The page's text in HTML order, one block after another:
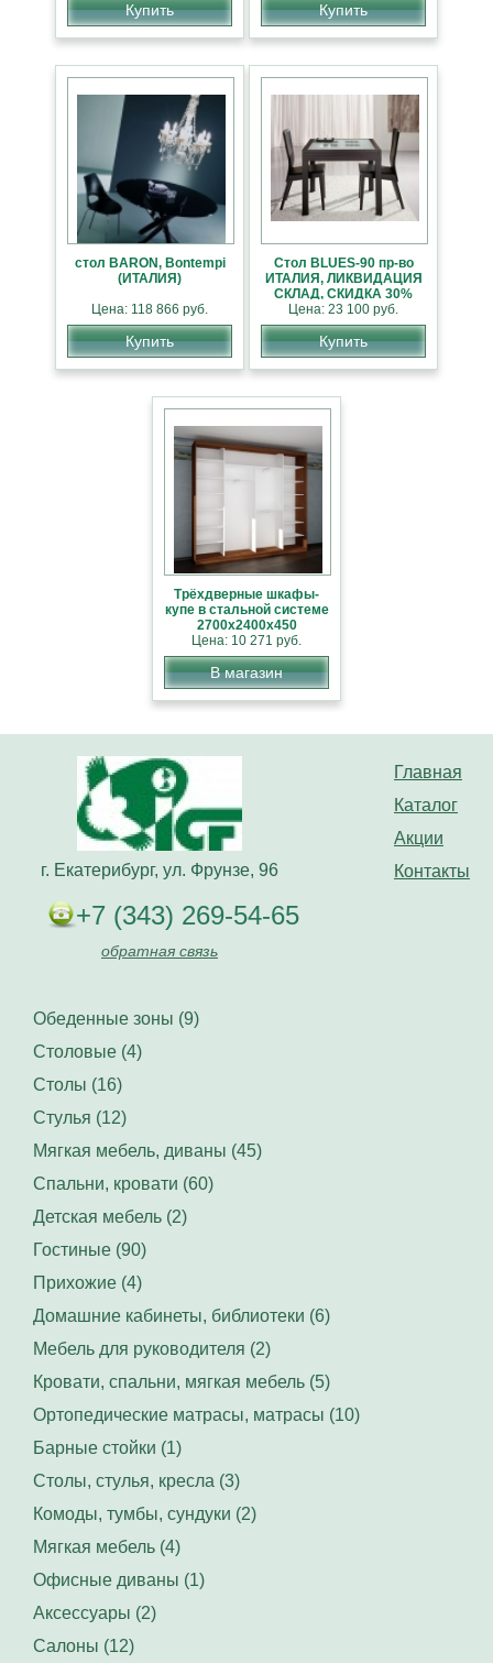
Купить Купить
стол BARON, Bontempi
(ИТАЛИЯ)
Цена: 118 866 руб.
Купить
Стол BLUES-90 пр-во
ИТАЛИЯ, ЛИКВИДАЦИЯ
СКЛАД, СКИДКА 30%
Цена: 23 100 руб.
Купить
Трёхдверные шкафы-
купе в стальной системе
2700х2400х450
Цена: 10 271 руб.
В магазин
Главная
Каталог
Акции
Контакты
г. Екатерибург, ул. Фрунзе, 96
+7 (343) 269-54-65
обратная связь
Обеденные зоны (9)
Столовые (4)
Столы (16)
Стулья (12)
Мягкая мебель, диваны (45)
Спальни, кровати (60)
Детская мебель (2)
Гостиные (90)
Прихожие (4)
Домашние кабинеты, библиотеки (6)
Мебель для руководителя (2)
Кровати, спальни, мягкая мебель (5)
Ортопедические матрасы, матрасы (10)
Барные стойки (1)
Столы, стулья, кресла (3)
Комоды, тумбы, сундуки (2)
Мягкая мебель (4)
Офисные диваны (1)
Аксессуары (2)
Салоны (12)